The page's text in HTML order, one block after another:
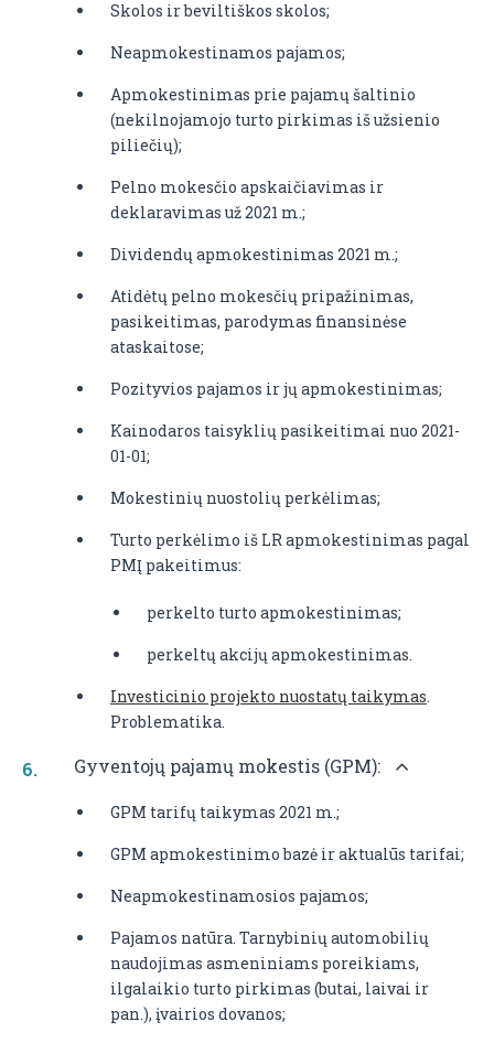
Skolos ir beviltiškos skolos;
Neapmokestinamos pajamos;
Apmokestinimas prie pajamų šaltinio
(nekilnojamojo turto pirkimas iš užsienio
piliečių);
Pelno mokesčio apskaičiavimas ir
deklaravimas už 2021 m.;
Dividendų apmokestinimas 2021 m.;
Atidėtų pelno mokesčių pripažinimas,
pasikeitimas, parodymas finansinėse
ataskaitose;
Pozityvios pajamos ir jų apmokestinimas;
Kainodaros taisyklių pasikeitimai nuo 2021-
01-01;
Mokestinių nuostolių perkėlimas;
Turto perkėlimo iš LR apmokestinimas pagal
PMĮ pakeitimus:
perkelto turto apmokestinimas;
perkeltų akcijų apmokestinimas.
Investicinio projekto nuostatų taikymas.
Problematika.
Gyventojų pajamų mokestis (GPM):
GPM tarifų taikymas 2021 m.;
GPM apmokestinimo bazė ir aktualūs tarifai;
Neapmokestinamosios pajamos;
Pajamos natūra. Tarnybinių automobilių
naudojimas asmeniniams poreikiams,
ilgalaikio turto pirkimas (butai, laivai ir
pan.), įvairios dovanos;